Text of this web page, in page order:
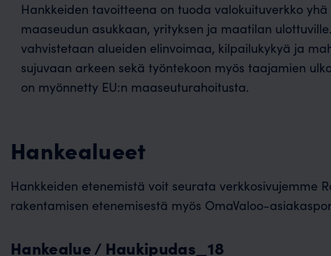
Hankkeiden tavoitteena on tuoda valokuituverkko
maaseudun asukkaan, yrityksen ja maatilan
vahvistetaan alueiden elinvoimaa, kilpailukykyä ja
sujuvaan arkeen sekä työntekoon myös taajamien
on myönnetty EU:n maaseuturahoitusta.
Hankealueet
Hankkeiden etenemistä voit seurata verkkosivujemme
rakentamisen etenemisestä myös OmaValoo-
Hankealue / Haukipudas_18